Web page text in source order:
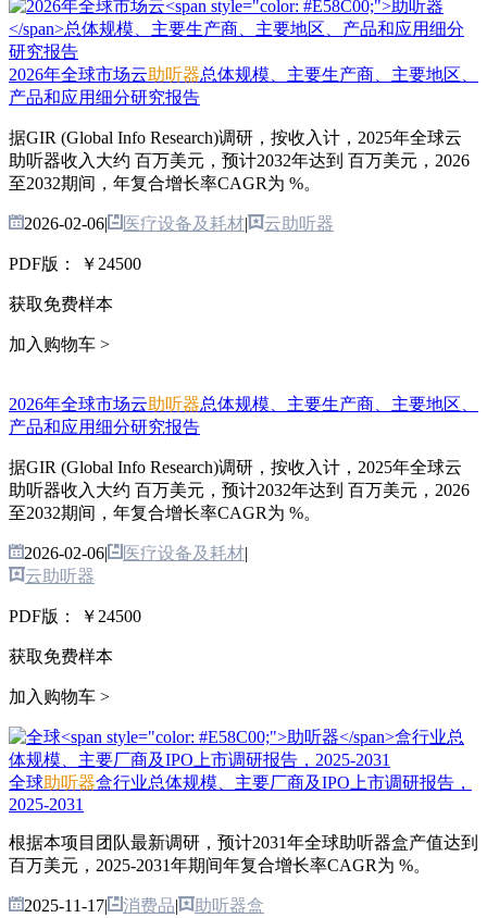
2026年全球市场云助听器总体规模、主要生产商、主要地区、
产品和应用细分研究报告
据GIR (Global Info Research)调研，按收入计，2025年全球云
助听器收入大约 百万美元，预计2032年达到 百万美元，2026
至2032期间，年复合增长率CAGR为 %。
2026-02-06| 医疗设备及耗材| 云助听器
PDF版： ￥24500
获取免费样本
加入购物车 >
2026年全球市场云助听器总体规模、主要生产商、主要地区、
产品和应用细分研究报告
据GIR (Global Info Research)调研，按收入计，2025年全球云
助听器收入大约 百万美元，预计2032年达到 百万美元，2026
至2032期间，年复合增长率CAGR为 %。
2026-02-06| 医疗设备及耗材|
云助听器
PDF版： ￥24500
获取免费样本
加入购物车 >
全球助听器盒行业总体规模、主要厂商及IPO上市调研报告，
2025-2031
根据本项目团队最新调研，预计2031年全球助听器盒产值达到
百万美元，2025-2031年期间年复合增长率CAGR为 %。
2025-11-17| 消费品| 助听器盒